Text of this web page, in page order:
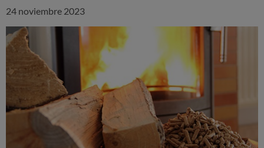
24 noviembre 2023